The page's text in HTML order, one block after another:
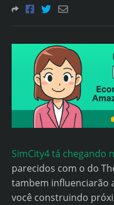
SimCity4 tá chegando
parecidos com o do
tambem influenciarão
você construindo